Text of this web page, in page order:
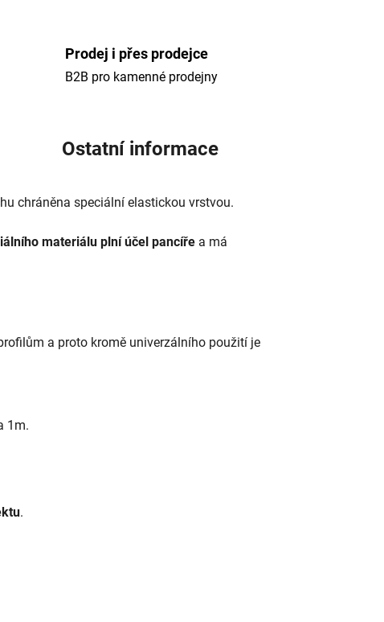
Prodej i přes prodejce
B2B pro kamenné prodejny
Ostatní informace
chráněna speciální elastickou vrstvou.
materiálu plní účel pancíře a má
a proto kromě univerzálního použití je
1m.
.